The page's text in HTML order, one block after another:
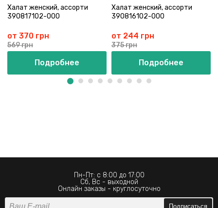
Халат женский, ассорти
390817102-000
от 370 грн
569 грн
Подробнее
Халат женский, ассорти
390816102-000
от 244 грн
375 грн
Подробнее
Пн-Пт: с 8:00 до 17:00
Сб, Вс - выходной
Онлайн заказы - круглосуточно
Подписаться